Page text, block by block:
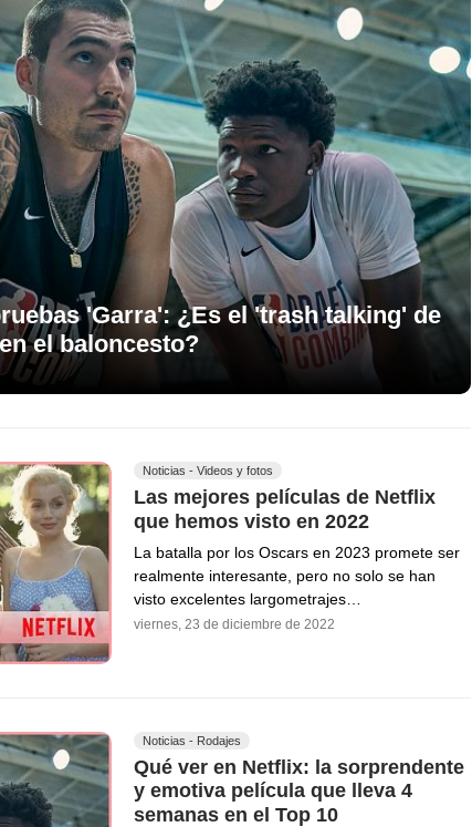
'Garra': ¿Es el 'trash talking' de
el baloncesto?
Noticias - Videos y fotos
Las mejores películas de Netflix
que hemos visto en 2022
La batalla por los Oscars en 2023 promete ser
realmente interesante, pero no solo se han
visto excelentes largometrajes…
viernes, 23 de diciembre de 2022
Noticias - Rodajes
Qué ver en Netflix: la sorprendente
y emotiva película que lleva 4
semanas en el Top 10